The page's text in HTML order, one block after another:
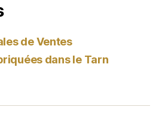
de Ventes
dans le Tarn